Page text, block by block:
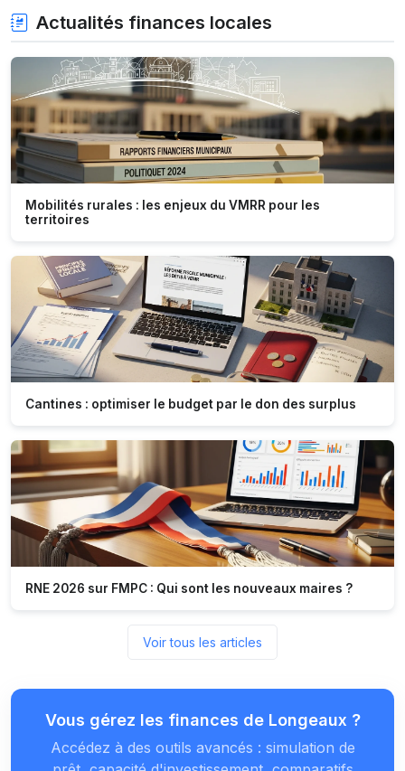
Actualités finances locales
Mobilités rurales : les enjeux du VMRR pour les
territoires
Cantines : optimiser le budget par le don des surplus
RNE 2026 sur FMPC : Qui sont les nouveaux maires ?
Voir tous les articles
Vous gérez les finances de Longeaux ?
Accédez à des outils avancés : simulation de